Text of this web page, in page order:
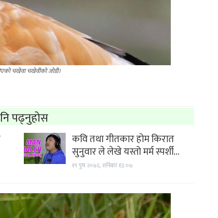
चखेवा चखेवीको जोडी।
पढ्नुहोस
कवि तथा गीतकार होम किरात
सुनुवार ले लेखे यस्तो मर्म स्पर्शी…
१९ पुष २०७६, शनिबार १३:०७